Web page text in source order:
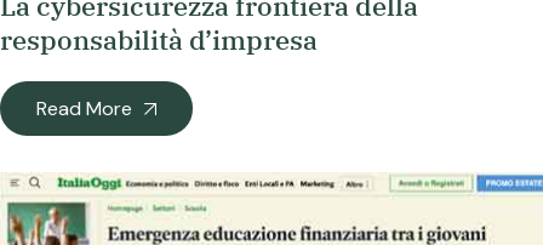
responsabilità d’impresa
Read More